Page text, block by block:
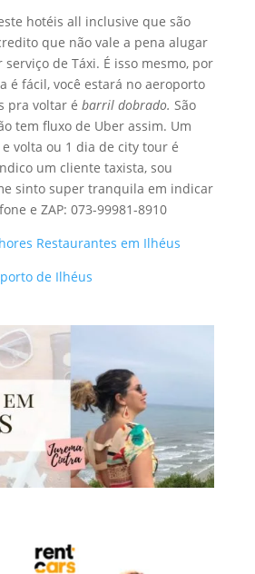
hotéis all inclusive que são
que não vale a pena alugar
de Táxi. É isso mesmo, por
é fácil, você estará no aeroporto
pra voltar é barril dobrado. São
tem fluxo de Uber assim. Um
volta ou 1 dia de city tour é
um cliente taxista, sou
sinto super tranquila em indicar
e ZAP: 073-99981-8910
Restaurantes em Ilhéus
de Ilhéus